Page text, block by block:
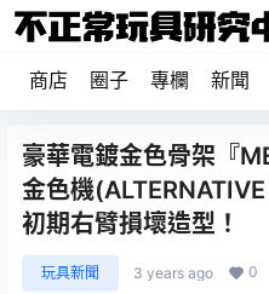
商店 圈子 專欄 新聞
豪華電鍍金色骨架『
金色機
初期右臂損壞造型！
玩具新聞 3 years ago 0